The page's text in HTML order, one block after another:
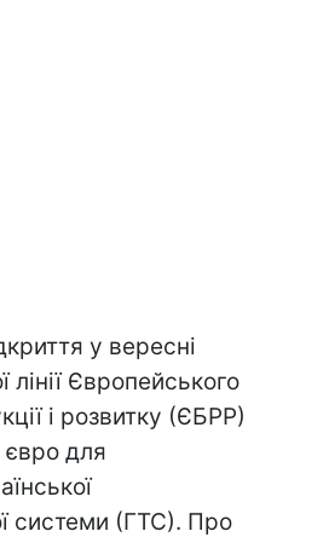
у вересні
лінії Європейського
і розвитку (ЄБРР)
євро для
системи (ГТС). Про